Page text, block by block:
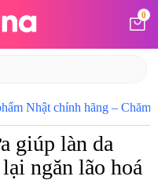
0
Nhật chính hãng – Chăm
giúp làn da
ngăn lão hoá